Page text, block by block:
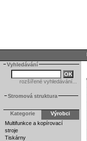
Vyhledávání
rozšířené vyhledávání...
Stromová struktura
Kategorie
Výrobci
Multifunkce a kopírovací
stroje
Tiskárny